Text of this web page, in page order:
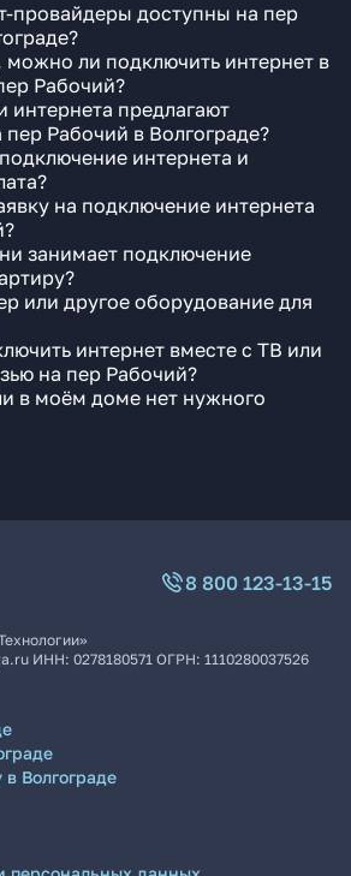
провайдеры доступны на пер
можно ли подключить интернет в
Рабочий?
интернета предлагают
Рабочий в Волгограде?
интернета и
на подключение интернета
занимает подключение
или другое оборудование для
интернет вместе с ТВ или
на пер Рабочий?
в моём доме нет нужного
8 800 123-13-15
ИНН: 0278180571 ОГРН: 1110280037526
Волгограде